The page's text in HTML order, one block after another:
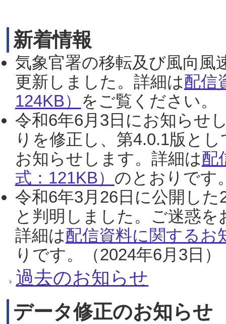
新着情報
気象官署の移転及び風向風
更新しました。詳細は配信
124KB） をご覧ください。
令和6年6月3日にお知らせ
りを修正し、第4.0.1版と
お知らせします。詳細は配
式：121KB） のとおりです
令和6年3月26日に公開し
と判明しました。ご迷惑
詳細は配信資料に関するお
りです。（2024年6月3日）
過去のお知らせ
データ修正のお知らせ